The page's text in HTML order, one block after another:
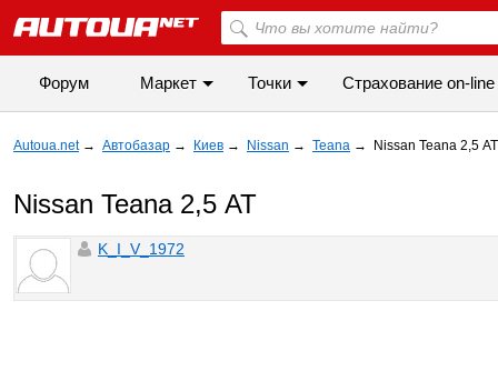
Форум Маркет Точки Cтрахование on-line
Autoua.net → Автобазар → Киев → Nissan → Teana → Nissan Teana 2,5
Nissan Teana 2,5 АТ
K_I_V_1972